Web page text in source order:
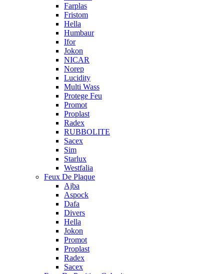
Farplas
Fristom
Hella
Humbaur
Ifor
Jokon
NICAR
Norep
Lucidity
Multi Wass
Protege Feu
Promot
Proplast
Radex
RUBBOLITE
Sacex
Sim
Starlux
Westfalia
Feux De Plaque
Ajba
Aspock
Dafa
Divers
Hella
Jokon
Promot
Proplast
Radex
Sacex